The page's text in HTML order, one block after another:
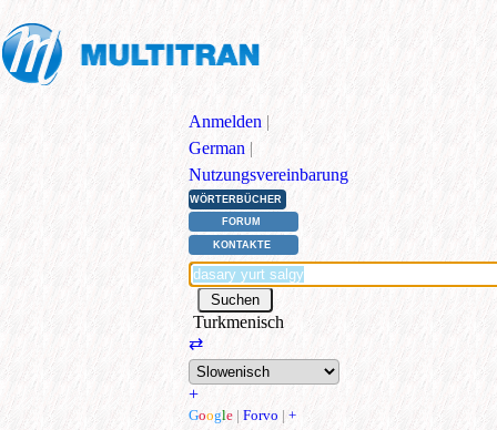
Anmelden |
German |
Nutzungsvereinbarung
WÖRTERBÜCHER
FORUM
KONTAKTE
Turkmenisch
⇄
+
Google | Forvo | +